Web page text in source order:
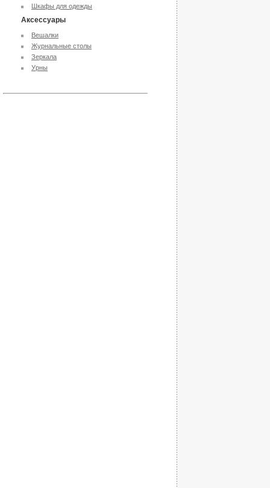
Шкафы для одежды
Аксессуары
Вешалки
Журнальные столы
Зеркала
Урны